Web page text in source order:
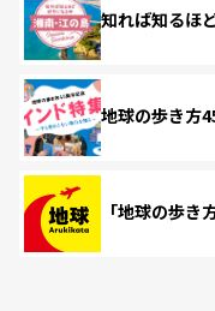
知れば知るほ
地球の歩き方
「地球の歩き